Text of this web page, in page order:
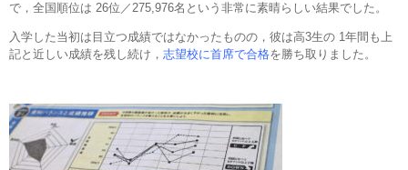
で，全国順位は 26位／275,976名という非常に素晴らしい結果でした。
入学した当初は目立つ成績ではなかったものの，彼は高3生の 1年間も上
記と近しい成績を残し続け， 志望校に首席で合格を勝ち取りました。